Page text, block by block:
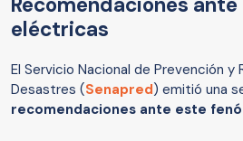
Recomendaciones
eléctricas
El Servicio Nacional de Prevención y
Desastres (Senapred) emitió una
recomendaciones ante este